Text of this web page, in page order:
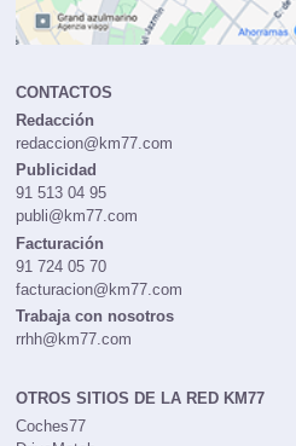
CONTACTOS
Redacción
redaccion@km77.com
Publicidad
91 513 04 95
publi@km77.com
Facturación
91 724 05 70
facturacion@km77.com
Trabaja con nosotros
rrhh@km77.com
OTROS SITIOS DE LA RED KM77
Coches77